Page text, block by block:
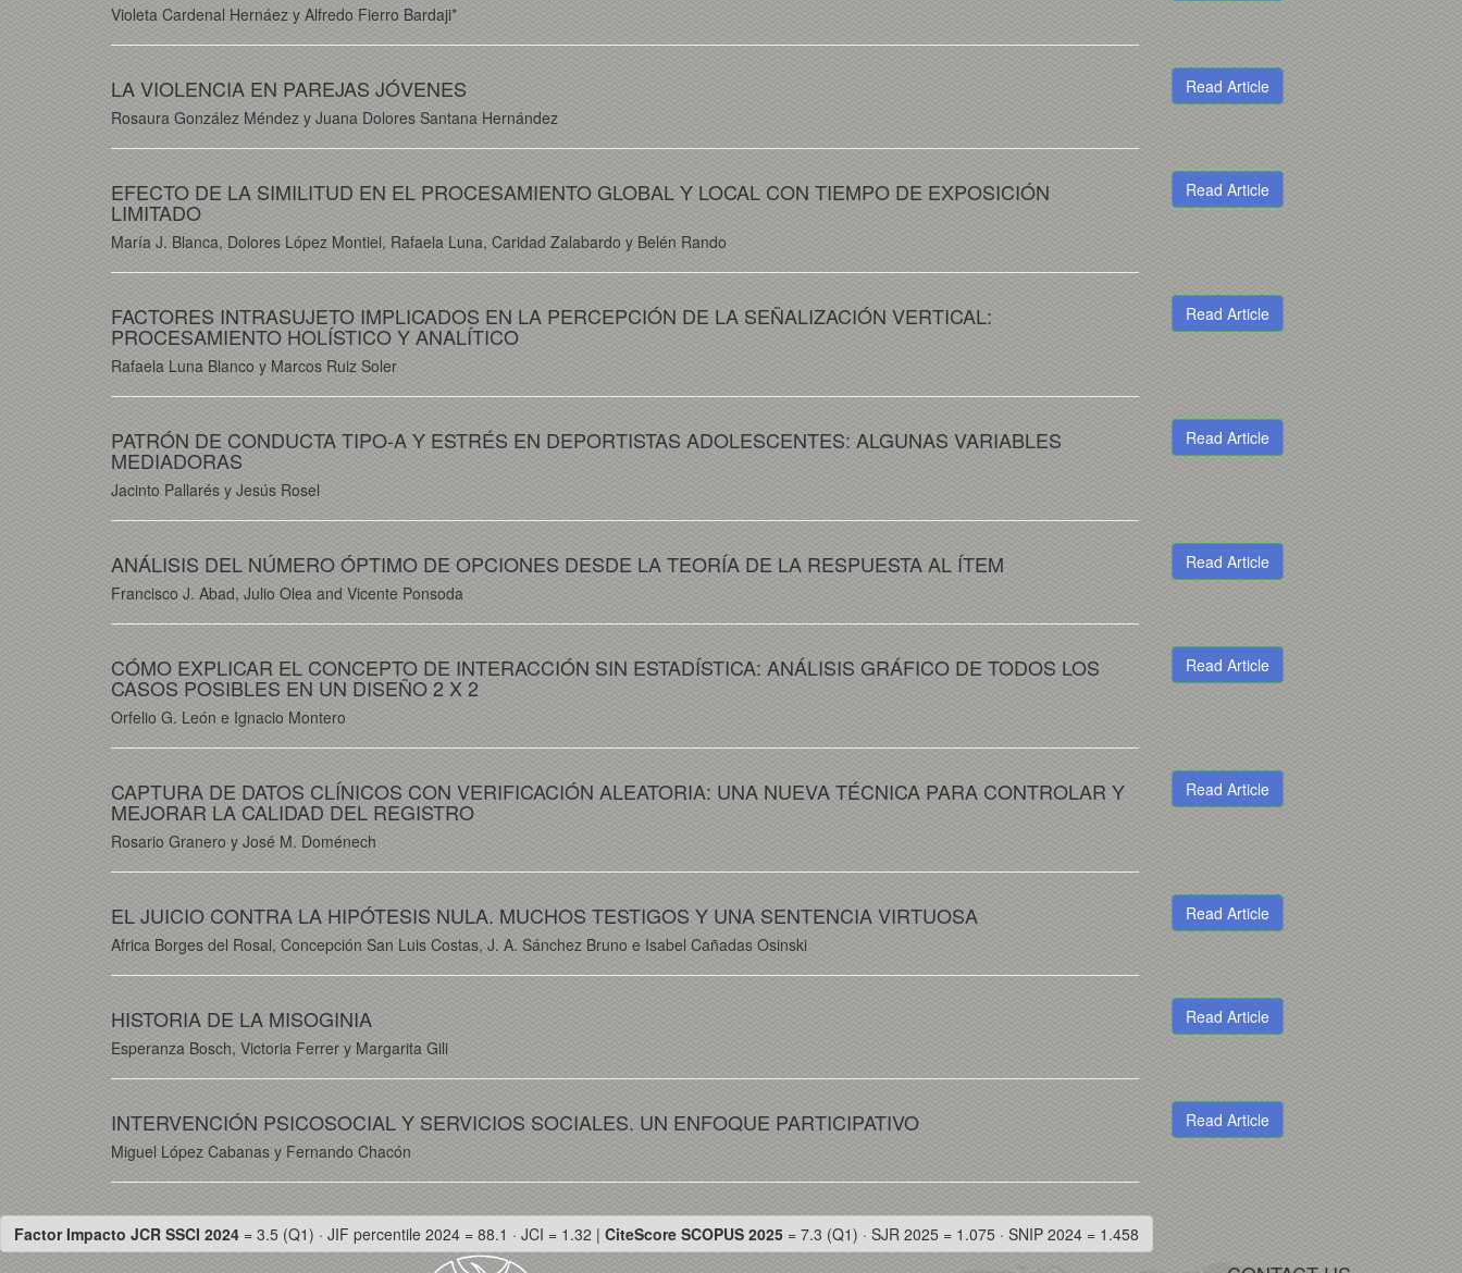
Violeta Cardenal Hernáez y Alfredo Fierro Bardaji*
LA VIOLENCIA EN PAREJAS JÓVENES
Rosaura González Méndez y Juana Dolores Santana Hernández
Read Article
EFECTO DE LA SIMILITUD EN EL PROCESAMIENTO GLOBAL Y LOCAL CON TIEMPO DE EXPOSICIÓN
LIMITADO
María J. Blanca, Dolores López Montiel, Rafaela Luna, Caridad Zalabardo y Belén Rando
Read Article
FACTORES INTRASUJETO IMPLICADOS EN LA PERCEPCIÓN DE LA SEÑALIZACIÓN VERTICAL:
PROCESAMIENTO HOLÍSTICO Y ANALÍTICO
Rafaela Luna Blanco y Marcos Ruiz Soler
Read Article
PATRÓN DE CONDUCTA TIPO-A Y ESTRÉS EN DEPORTISTAS ADOLESCENTES: ALGUNAS VARIABLES
MEDIADORAS
Jacinto Pallarés y Jesús Rosel
Read Article
ANÁLISIS DEL NÚMERO ÓPTIMO DE OPCIONES DESDE LA TEORÍA DE LA RESPUESTA AL ÍTEM
Francisco J. Abad, Julio Olea and Vicente Ponsoda
Read Article
CÓMO EXPLICAR EL CONCEPTO DE INTERACCIÓN SIN ESTADÍSTICA: ANÁLISIS GRÁFICO DE TODOS LOS
CASOS POSIBLES EN UN DISEÑO 2 X 2
Orfelio G. León e Ignacio Montero
Read Article
CAPTURA DE DATOS CLÍNICOS CON VERIFICACIÓN ALEATORIA: UNA NUEVA TÉCNICA PARA CONTROLAR Y
MEJORAR LA CALIDAD DEL REGISTRO
Rosario Granero y José M. Doménech
Read Article
EL JUICIO CONTRA LA HIPÓTESIS NULA. MUCHOS TESTIGOS Y UNA SENTENCIA VIRTUOSA
Africa Borges del Rosal, Concepción San Luis Costas, J. A. Sánchez Bruno e Isabel Cañadas Osinski
Read Article
HISTORIA DE LA MISOGINIA
Esperanza Bosch, Victoria Ferrer y Margarita Gili
Read Article
INTERVENCIÓN PSICOSOCIAL Y SERVICIOS SOCIALES. UN ENFOQUE PARTICIPATIVO
Miguel López Cabanas y Fernando Chacón
Read Article
Factor Impacto JCR SSCI 2024 = 3.5 (Q1) · JIF percentile 2024 = 88.1 · JCI = 1.32 | CiteScore SCOPUS 2025 = 7.3 (Q1) · SJR 2025 = 1.075 · SNIP 2024 = 1.458